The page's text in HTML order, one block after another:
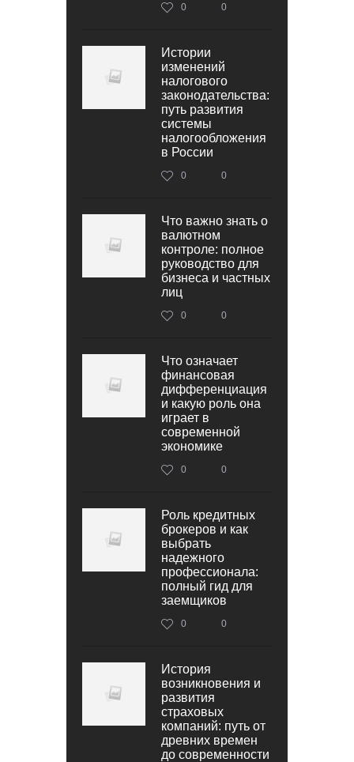
0 0
Истории
изменений
налогового
законодательства:
путь развития
системы
налогообложения
в России
0 0
Что важно знать о
валютном
контроле: полное
руководство для
бизнеса и частных
лиц
0 0
Что означает
финансовая
дифференциация
и какую роль она
играет в
современной
экономике
0 0
Роль кредитных
брокеров и как
выбрать
надежного
профессионала:
полный гид для
заемщиков
0 0
История
возникновения и
развития
страховых
компаний: путь от
древних времен
до современности